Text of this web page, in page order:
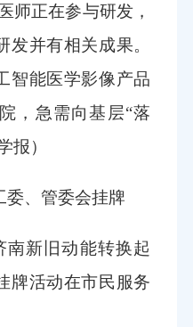
师正在参与研发，
并有相关成果。
智能医学影像产品
，急需向基层“落
报）
委、管委会挂牌
南新旧动能转换起
牌活动在市民服务